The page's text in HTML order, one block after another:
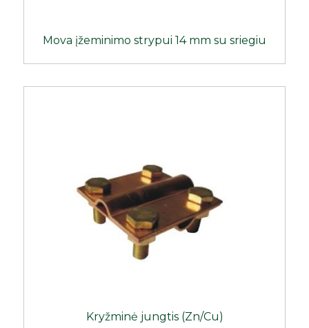
Mova įžeminimo strypui 14 mm su sriegiu
Kryžminė jungtis (Zn/Cu)